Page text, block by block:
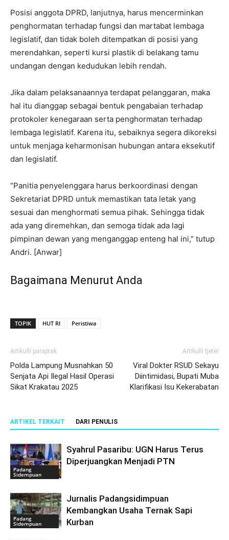
Posisi anggota DPRD, lanjutnya, harus mencerminkan
penghormatan terhadap fungsi dan martabat lembaga
legislatif, dan tidak boleh ditempatkan di posisi yang
merendahkan, seperti kursi plastik di belakang tamu
undangan dengan kedudukan lebih rendah.
Jika dalam pelaksanaannya terdapat pelanggaran, maka
hal itu dianggap sebagai bentuk pengabaian terhadap
protokoler kenegaraan serta penghormatan terhadap
lembaga legislatif. Karena itu, sebaiknya segera dikoreksi
untuk menjaga keharmonisan hubungan antara eksekutif
dan legislatif.
“Panitia penyelenggara harus berkoordinasi dengan
Sekretariat DPRD untuk memastikan tata letak yang
sesuai dan menghormati semua pihak. Sehingga tidak
ada yang diremehkan, dan semoga tidak ada lagi
pimpinan dewan yang menganggap enteng hal ini,” tutup
Andri. [Anwar]
Bagaimana Menurut Anda
TOPIK HUT RI Peristiwa
Artikulli paraprak
Polda Lampung Musnahkan 50
Senjata Api Ilegal Hasil Operasi
Sikat Krakatau 2025
Artikulli tjetër
Viral Dokter RSUD Sekayu
Diintimidasi, Bupati Muba
Klarifikasi Isu Kekerabatan
ARTIKEL TERKAIT DARI PENULIS
Padang
Sidempuan
Syahrul Pasaribu: UGN Harus Terus
Diperjuangkan Menjadi PTN
Padang
Sidempuan
Jurnalis Padangsidimpuan
Kembangkan Usaha Ternak Sapi
Kurban